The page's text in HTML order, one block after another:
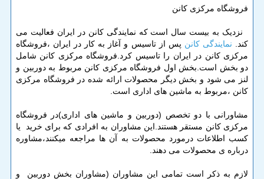
فروشگاه مرکزی کانن
نزدیک به بیست سال است که نمایندگی کانن در ایران فعالیت می
کند. نمایندگی کانن پس از تاسیس و آغاز به کار در ایران ،فروشگاه
مرکزی کانن در ایران را تاسیس کرد.فروشگاه مرکزی کانن شامل
دو بخش است.بخش اول فروشگاه مرکزی کانن مربوط به دوربین و
لنز می شود و بخش دیگر محصولات ارائه شده در فروشگاه مرکزی
کانن ،مربوط به ماشین های اداری است.
مشاورانی با دو تخصص (دوربین و ماشین های اداری)در فروشگاه
مرکزی کانن مستقر هستند.این مشاوران به افرادی که برای خرید یا
کسب اطلاعات درمورد محصولات به آن ها مراجعه میکنند،مشاوره
درباره ی محصولات می دهند.
لازم به ذکر است تمامی این مشاوران (مشاوران بخش دوربین و